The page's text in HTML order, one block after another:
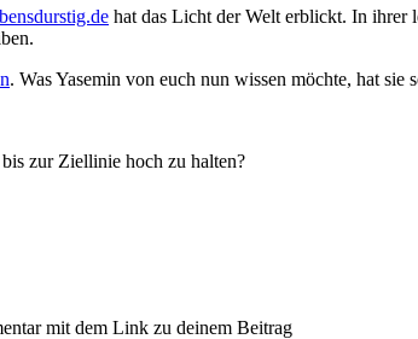
hat das Licht der Welt erblickt. In ihrer
. Was Yasemin von euch nun wissen möchte, hat sie
zur Ziellinie hoch zu halten?
mit dem Link zu deinem Beitrag